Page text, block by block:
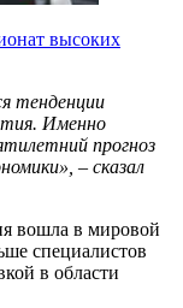
высоких
тенденции
Именно
прогноз
– сказал
вошла в мировой
специалистов
в области